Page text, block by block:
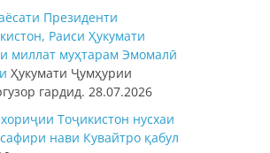
Президенти
Раиси Ҳукумати
миллат муҳтарам Эмомалӣ
Ҳукумати Ҷумҳурии
гардид. 28.07.2026
Тоҷикистон нусхаи
нави Кувайтро қабул